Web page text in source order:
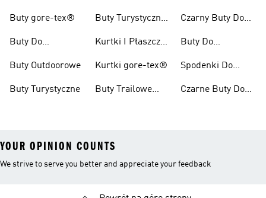
W Terenie
Buty gore-tex®
Buty Do
Buty Outdoorowe
Buty Turystyczne
Buty Turystyczne
Kurtki I Płaszcze
Kurtki gore-tex®
Buty Trailowe
Czarny Buty Do
Wędrówek
Buty Do
Górskiego Dla
Kobiet
Spodenki Do
Trailowych
Czarne Buty Do
YOUR OPINION COUNTS
We strive to serve you better and appreciate your feedback